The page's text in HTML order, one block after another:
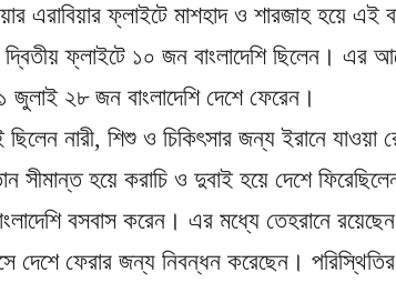
এরাবিয়ার ফ্লাইটে মাশহাদ ও শারজাহ হয়ে এই
ফ্লাইটে ১০ জন বাংলাদেশি ছিলেন। এর
২৮ জন বাংলাদেশি দেশে ফেরেন।
নারী, শিশু ও চিকিৎসার জন্য ইরানে যাওয়া
সীমান্ত হয়ে করাচি ও দুবাই হয়ে দেশে
বসবাস করেন। এর মধ্যে তেহরানে
দেশে ফেরার জন্য নিবন্ধন করেছেন।